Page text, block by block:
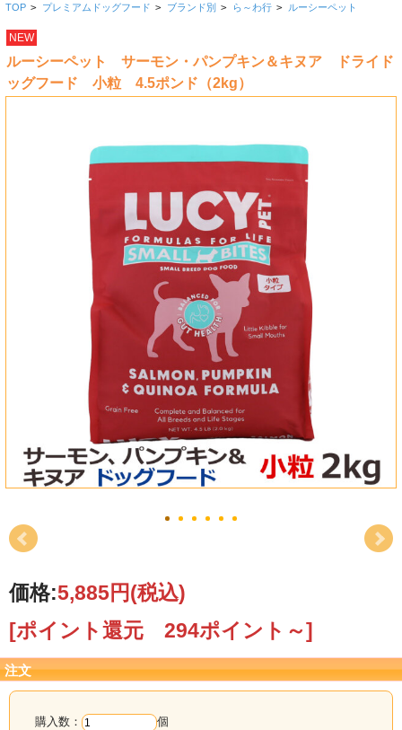
TOP > プレミアムドッグフード > ブランド別 > ら～わ行 > ルーシーペット
NEW
ルーシーペット サーモン・パンプキン＆キヌア ドライド
ッグフード 小粒 4.5ポンド（2kg）
価格:5,885円(税込)
[ポイント還元 294ポイント～]
注文
購入数： 個